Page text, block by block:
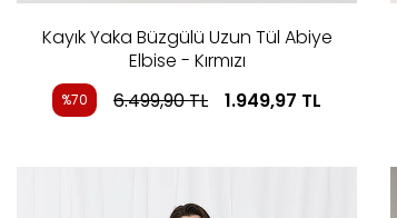
Kayık Yaka Büzgülü Uzun Tül Abiye
Elbise - Kırmızı
%70 6.499,90TL 1.949,97 TL